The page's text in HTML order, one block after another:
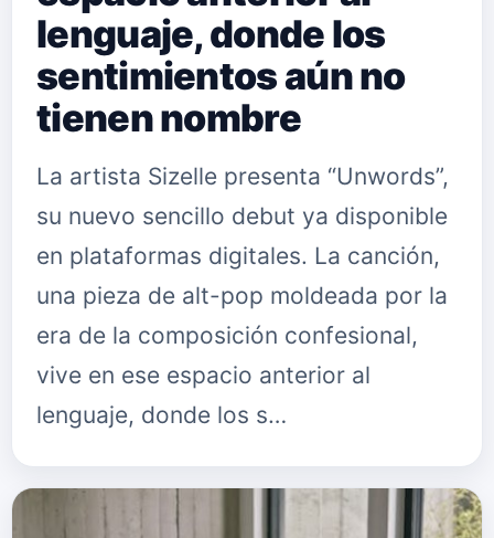
lenguaje, donde los
sentimientos aún no
tienen nombre
La artista Sizelle presenta “Unwords”,
su nuevo sencillo debut ya disponible
en plataformas digitales. La canción,
una pieza de alt-pop moldeada por la
era de la composición confesional,
vive en ese espacio anterior al
lenguaje, donde los s…